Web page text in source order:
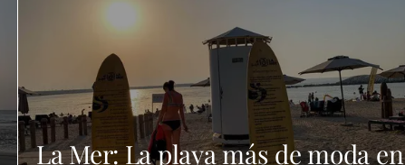
La Mer: La playa más de moda en